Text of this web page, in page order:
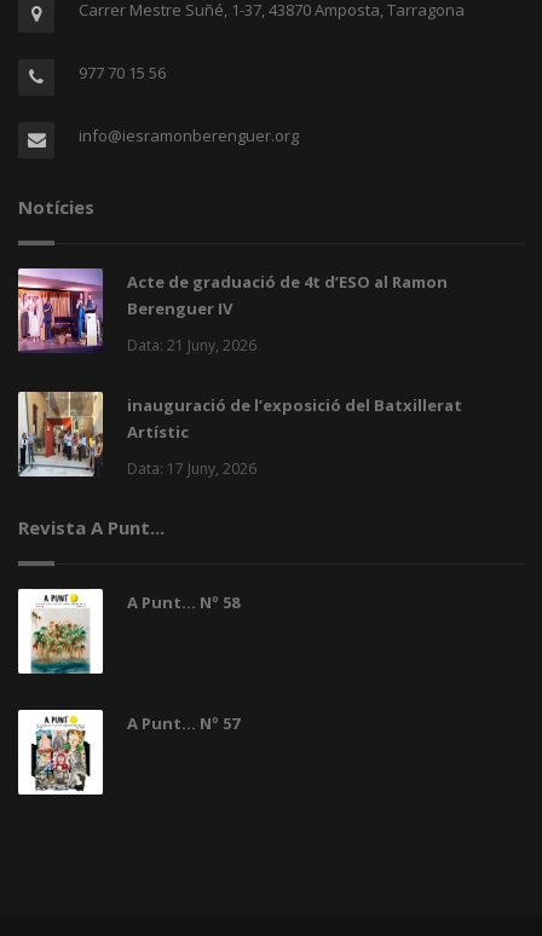
Carrer Mestre Suñé, 1-37, 43870 Amposta, Tarragona
977 70 15 56
info@iesramonberenguer.org
Notícies
Acte de graduació de 4t d’ESO al Ramon
Berenguer IV
Data: 21 Juny, 2026
inauguració de l’exposició del Batxillerat
Artístic
Data: 17 Juny, 2026
Revista A Punt...
A Punt... Nº 58
A Punt... Nº 57